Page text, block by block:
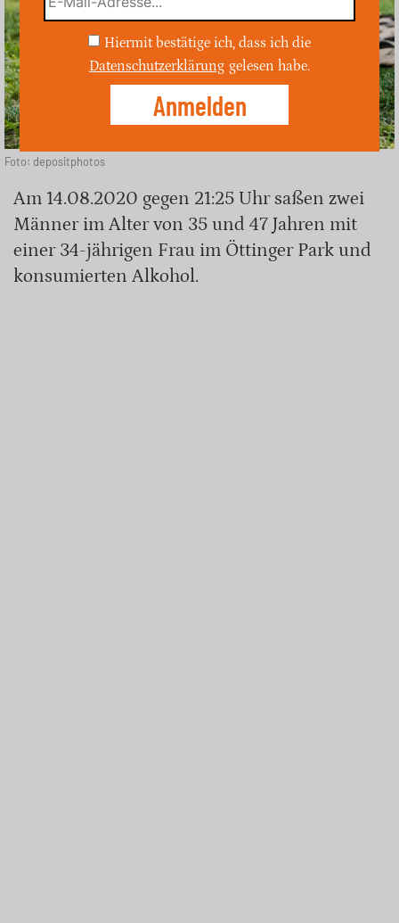
Foto: depositphotos
Am 14.08.2020 gegen 21:25 Uhr saßen zwei
Männer im Alter von 35 und 47 Jahren mit
einer 34-jährigen Frau im Öttinger Park und
konsumierten Alkohol.
Hiermit bestätige ich, dass ich die
Datenschutzerklärung gelesen habe.